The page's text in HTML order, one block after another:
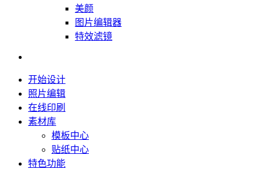
美颜
图片编辑器
特效滤镜
开始设计
照片编辑
在线印刷
素材库
模板中心
贴纸中心
特色功能